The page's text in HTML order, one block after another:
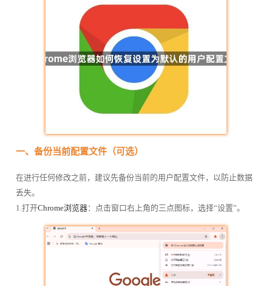
一、备份当前配置文件（可选）
在进行任何修改之前，建议先备份当前的用户配置文件，以防止数据
丢失。
1.打开Chrome浏览器：点击窗口右上角的三点图标，选择“设置”。